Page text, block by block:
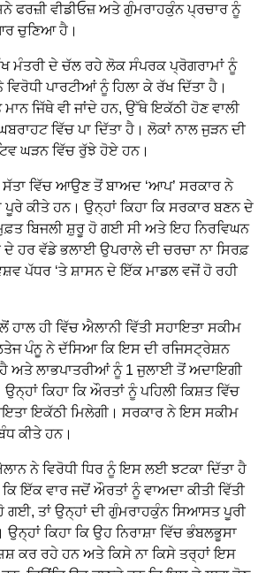
ਵੀਡੀਓਜ਼ ਅਤੇ ਗੁੰਮਰਾਹਕੁੰਨ ਪ੍ਰਚਾਰ ਨੂੰ
ਚੁਣਿਆ ਹੈ।
ਮੰਤਰੀ ਦੇ ਚੱਲ ਰਹੇ ਲੋਕ ਸੰਪਰਕ ਪ੍ਰੋਗਰਾਮਾਂ ਨੂੰ
ਪਾਰਟੀਆਂ ਨੂੰ ਹਿਲਾ ਕੇ ਰੱਖ ਦਿੱਤਾ ਹੈ।
ਮਾਨ ਜਿੱਥੇ ਵੀ ਜਾਂਦੇ ਹਨ, ਉੱਥੇ ਇਕੱਠੀ ਹੋਣ ਵਾਲੀ
ਵਿੱਚ ਪਾ ਦਿੱਤਾ ਹੈ। ਲੋਕਾਂ ਨਾਲ ਜੁੜਨ ਦੀ
ਘੜਨ ਵਿੱਚ ਰੁੱਝੇ ਹੋਏ ਹਨ।
ਸੱਤਾ ਵਿੱਚ ਆਉਣ ਤੋਂ ਬਾਅਦ ‘ਆਪ’ ਸਰਕਾਰ ਨੇ
ਕੀਤੇ ਹਨ। ਉਨ੍ਹਾਂ ਕਿਹਾ ਕਿ ਸਰਕਾਰ ਬਣਨ ਦੇ
ਬਿਜਲੀ ਸ਼ੁਰੂ ਹੋ ਗਈ ਸੀ ਅਤੇ ਇਹ ਨਿਰਵਿਘਨ
ਦੇ ਹਰ ਵੱਡੇ ਭਲਾਈ ਉਪਰਾਲੇ ਦੀ ਚਰਚਾ ਨਾ ਸਿਰਫ਼
ਪੱਧਰ ‘ਤੇ ਸ਼ਾਸਨ ਦੇ ਇੱਕ ਮਾਡਲ ਵਜੋਂ ਹੋ ਰਹੀ
ਹੀ ਵਿੱਚ ਐਲਾਨੀ ਵਿੱਤੀ ਸਹਾਇਤਾ ਸਕੀਮ
ਪੰਨੂ ਨੇ ਦੱਸਿਆ ਕਿ ਇਸ ਦੀ ਰਜਿਸਟ੍ਰੇਸ਼ਨ
ਹੈ ਅਤੇ ਲਾਭਪਾਤਰੀਆਂ ਨੂੰ 1 ਜੁਲਾਈ ਤੋਂ ਅਦਾਇਗੀ
ਕਿਹਾ ਕਿ ਔਰਤਾਂ ਨੂੰ ਪਹਿਲੀ ਕਿਸ਼ਤ ਵਿੱਚ
ਇਕੱਠੀ ਮਿਲੇਗੀ। ਸਰਕਾਰ ਨੇ ਇਸ ਸਕੀਮ
ਕੀਤੇ ਹਨ।
ਨੇ ਵਿਰੋਧੀ ਧਿਰ ਨੂੰ ਇਸ ਲਈ ਝਟਕਾ ਦਿੱਤਾ ਹੈ
ਇੱਕ ਵਾਰ ਜਦੋਂ ਔਰਤਾਂ ਨੂੰ ਵਾਅਦਾ ਕੀਤੀ ਵਿੱਤੀ
ਗਈ, ਤਾਂ ਉਨ੍ਹਾਂ ਦੀ ਗੁੰਮਰਾਹਕੁੰਨ ਸਿਆਸਤ ਪੂਰੀ
ਕਿਹਾ ਕਿ ਉਹ ਨਿਰਾਸ਼ਾ ਵਿੱਚ ਭੰਬਲਭੂਸਾ
ਕਰ ਰਹੇ ਹਨ ਅਤੇ ਕਿਸੇ ਨਾ ਕਿਸੇ ਤਰ੍ਹਾਂ ਇਸ